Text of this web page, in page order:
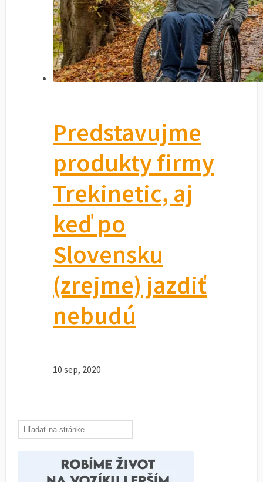
Predstavujme
produkty firmy
Trekinetic, aj
keď po
Slovensku
(zrejme) jazdiť
nebudú
10 sep, 2020